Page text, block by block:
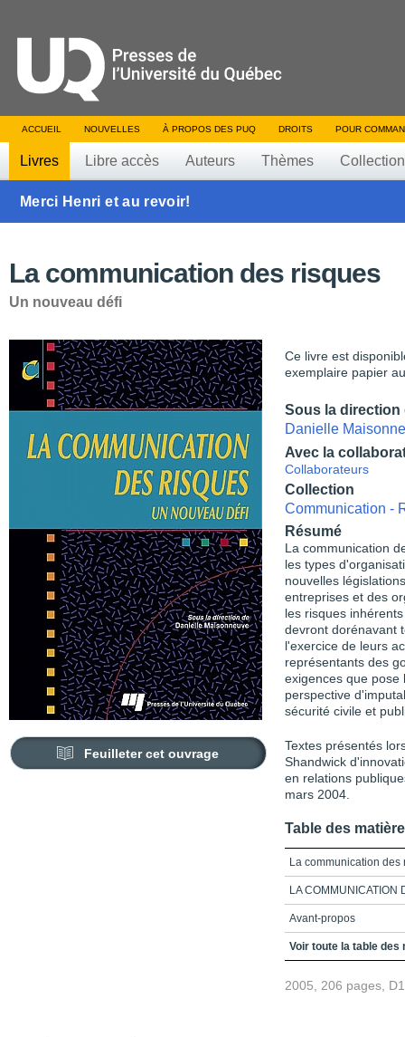
ACCUEIL NOUVELLES À PROPOS DES PUQ DROITS POUR
Livres Libre accès Auteurs Thèmes
Merci Henri et au revoir!
La communication des risques
Un nouveau défi
Feuilleter cet ouvrage
Ce livre est
exemplaire papier
Sous la direction
Danielle
Avec la
Collaborateurs
Collection
Communication -
Résumé
La communication
les types
nouvelles
entreprises et des
les risques
devront dorénavant
l'exercice de leurs
représentants des
exigences que pose
perspective
sécurité civile et
Textes présentés
Shandwick
en relations
mars 2004.
Table des
La communication des
LA COMMUNICATION
Avant-propos
Table des matières
Voir toute la table des
2005, 206 pages,